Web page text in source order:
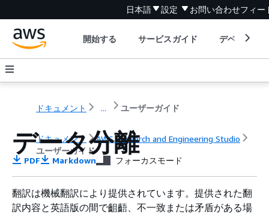
日本語 設定 お問い合わせフィー
開始する サービスガイド デベロッパ
ドキュメント ... ユーザーガイド
ドキュメント
AWS Research and Engineering Studio
ユーザーガイド
データ分離
PDF Markdown フォーカスモード
翻訳は機械翻訳により提供されています。提供された翻
訳内容と英語版の間で齟齬、不一致または矛盾がある場